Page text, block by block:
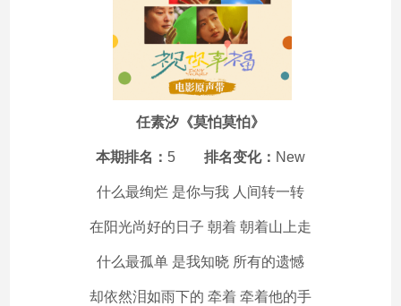
任素汐《莫怕莫怕》
本期排名： 5 排名变化： New
什么最绚烂 是你与我 人间转一转
在阳光尚好的日子 朝着 朝着山上走
什么最孤单 是我知晓 所有的遗憾
却依然泪如雨下的 牵着 牵着他的手